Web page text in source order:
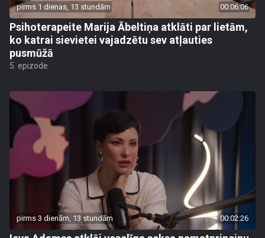
pirms 1 dienas, 13 stundām 00:06:06
Psihoterapeite Marija Ābeltiņa atklāti par lietām,
ko katrai sievietei vajadzētu sev atļauties
pusmūžā
5. epizode
pirms 3 dienām, 13 stundām 00:02:26